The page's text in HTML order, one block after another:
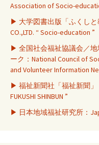
Association of Socio-
▶ 大学図書出版「ふくしと
CO.,LTD. “ Socio-education ”
▶ 全国社会福祉協議会／
ーク：National Council of
and Volunteer Information
▶ 福祉新聞社「福祉新聞」
FUKUSHI SHINBUN ”
▶ 日本地域福祉研究所：